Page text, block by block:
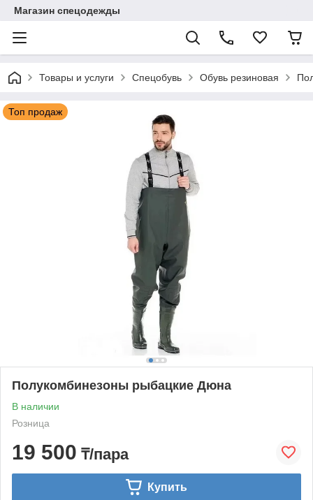
Магазин спецодежды
Товары и услуги Спецобувь Обувь резиновая
Топ продаж
Полукомбинезоны рыбацкие Дюна
В наличии
Розница
19 500 ₸/пара
Купить